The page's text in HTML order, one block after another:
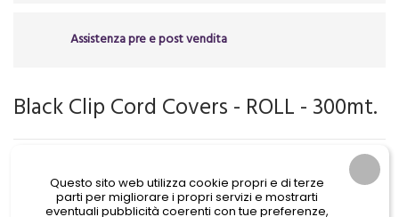
Assistenza pre e post vendita
Black Clip Cord Covers - ROLL - 300mt.
23,00 €
Questo sito web utilizza cookie propri e di terze
parti per migliorare i propri servizi e mostrarti
eventuali pubblicità coerenti con tue preferenze,